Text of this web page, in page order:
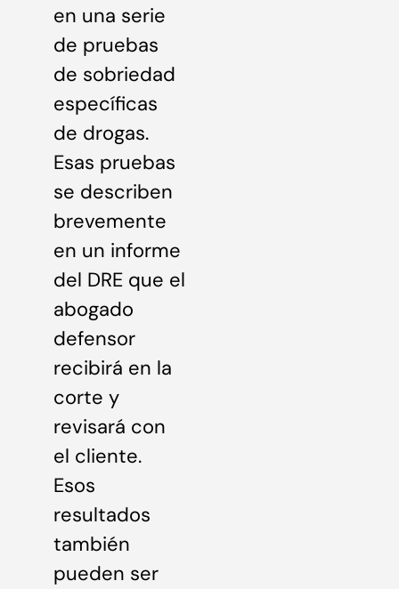
en una serie
de pruebas
de sobriedad
específicas
de drogas.
Esas pruebas
se describen
brevemente
en un informe
del DRE que el
abogado
defensor
recibirá en la
corte y
revisará con
el cliente.
Esos
resultados
también
pueden ser